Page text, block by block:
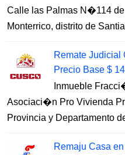
Calle las Palmas N�114
Monterrico, distrito de
Remate Judicial
Precio Base $
Inmueble
Asociaci�n Pro Vivienda
Provincia y Departamento
Remaju Casa